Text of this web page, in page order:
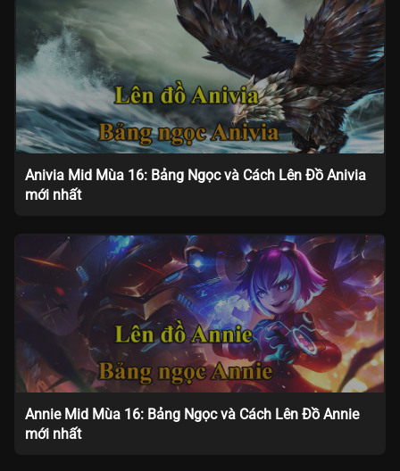
Anivia Mid Mùa 16: Bảng Ngọc và Cách Lên Đồ Anivia
mới nhất
Annie Mid Mùa 16: Bảng Ngọc và Cách Lên Đồ Annie
mới nhất